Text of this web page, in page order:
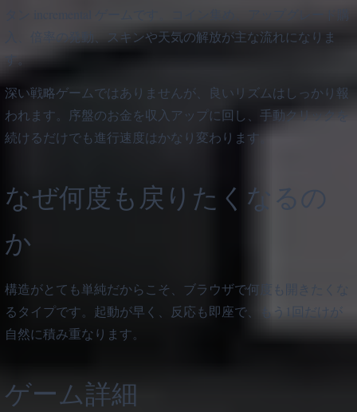
入、倍率の発動、スキンや天気の解放が主な流れになりま
す。
深い戦略ゲームではありませんが、良いリズムはしっかり報
われます。序盤のお金を収入アップに回し、手動クリックを
続けるだけでも進行速度はかなり変わります。
なぜ何度も戻りたくなるの
か
構造がとても単純だからこそ、ブラウザで何度も開きたくな
るタイプです。起動が早く、反応も即座で、もう1回だけが
自然に積み重なります。
ゲーム詳細